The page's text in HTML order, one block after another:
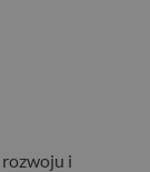
rozwoju i